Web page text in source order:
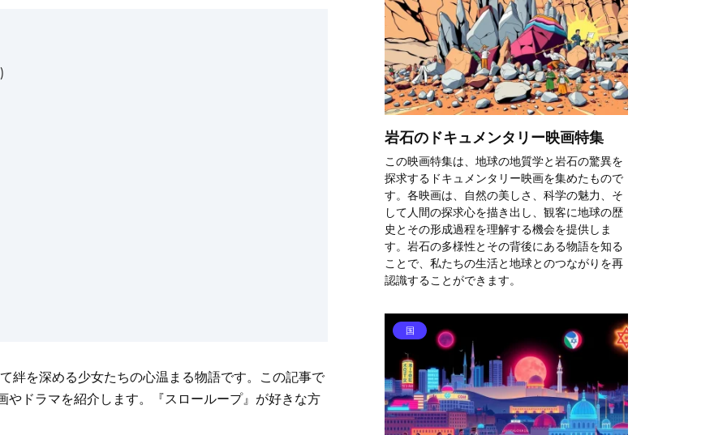
絆を深める少女たちの心温まる物語です。この記事で
やドラマを紹介します。『スローループ』が好きな方
岩石のドキュメンタリー映画特集
この映画特集は、地球の地質学と岩石の驚異を
探求するドキュメンタリー映画を集めたもので
す。各映画は、自然の美しさ、科学の魅力、そ
して人間の探求心を描き出し、観客に地球の歴
史とその形成過程を理解する機会を提供しま
す。岩石の多様性とその背後にある物語を知る
ことで、私たちの生活と地球とのつながりを再
認識することができます。
国